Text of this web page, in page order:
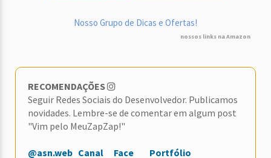
Nosso Grupo de Dicas e Ofertas!
nossos links na Amazon
RECOMENDAÇÕES
Seguir Redes Sociais do Desenvolvedor. Publicamos
novidades. Lembre-se de comentar em algum post
"Vim pelo MeuZapZap!"
@asn.web Canal Face Portfólio